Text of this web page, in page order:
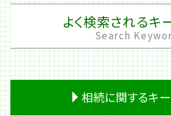
よく検索されるキ
Search
相続に関するキ